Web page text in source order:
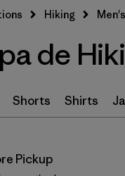
Hiking
de
Shorts Shirts
Pickup